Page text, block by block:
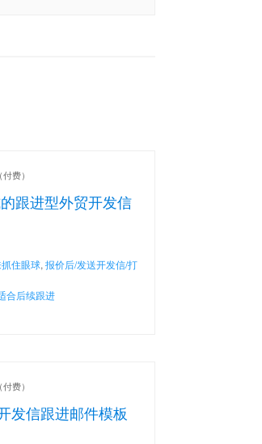
跟进型外贸开发信
费）
住眼球, 报价后/发送开发信/打
合后续跟进
发信跟进邮件模板
费）